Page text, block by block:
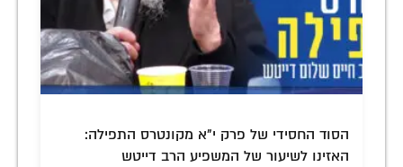
הסוד החסידי של פרק י"א מקונטרס התפילה:
האזינו לשיעור של המשפיע הרב דייטש